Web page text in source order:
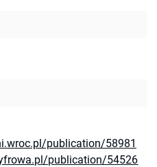
publication/58981
publication/54526